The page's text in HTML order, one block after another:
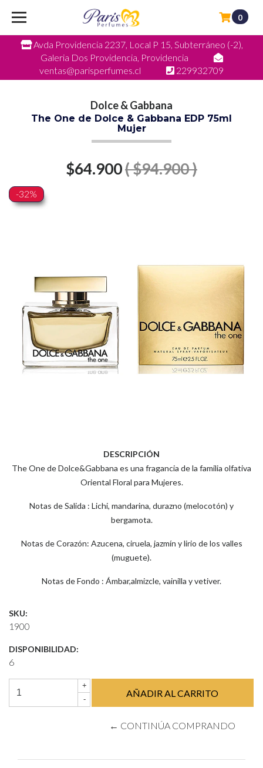
Avda Providencia 2237, Local P 15, Subterráneo (-2),
Galeria Dos Providencia, Providencia
ventas@parisperfumes.cl
229932709
0
Dolce & Gabbana
The One de Dolce & Gabbana EDP 75ml
Mujer
$64.900( $94.900 )
-32%
DESCRIPCIÓN
The One de Dolce&Gabbana es una fragancia de la familia olfativa
Oriental Floral para Mujeres.
Notas de Salida : Lichi, mandarina, durazno (melocotón) y
bergamota.
Notas de Corazón: Azucena, ciruela, jazmín y lirio de los valles
(muguete).
Notas de Fondo : Ámbar,almizcle, vainilla y vetiver.
SKU:
1900
DISPONIBILIDAD:
6
+
-
← CONTINÚA COMPRANDO